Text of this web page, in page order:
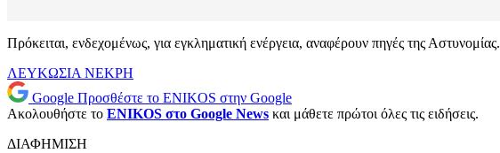
Πρόκειται, ενδεχομένως, για εγκληματική ενέργεια, αναφέρουν πηγές της Αστυνομίας.
ΛΕΥΚΩΣΙΑ ΝΕΚΡΗ
Google Προσθέστε το ENIKOS στην Google
Ακολουθήστε το ENIKOS στο Google News και μάθετε πρώτοι όλες τις ειδήσεις.
ΔΙΑΦΗΜΙΣΗ